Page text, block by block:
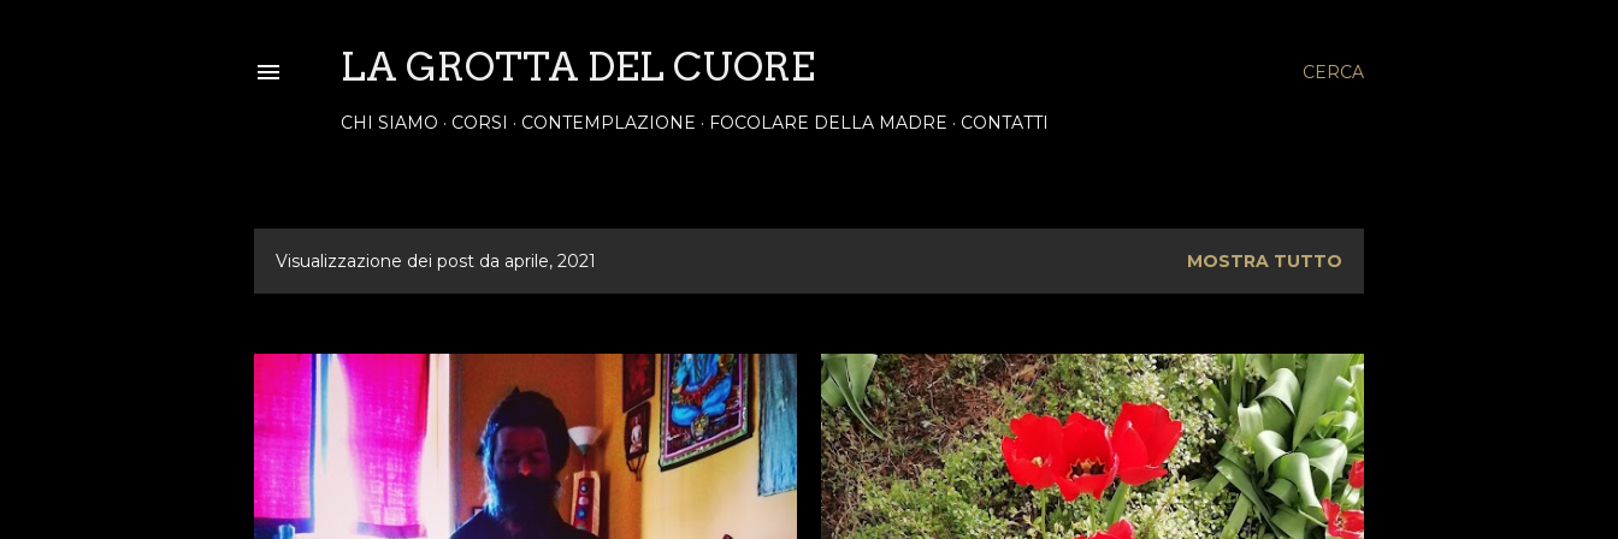
CERCA
LA GROTTA DEL CUORE
CHI SIAMO CORSI CONTEMPLAZIONE FOCOLARE DELLA MADRE CONTATTI
P
s
t
Visualizzazione dei post da aprile, 2021 MOSTRA TUTTO